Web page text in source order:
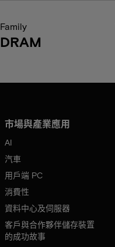
Family
DRAM
市場與產業應用
AI
汽車
用戶端 PC
消費性
資料中心及伺服器
客戶與合作夥伴儲存裝置
的成功故事